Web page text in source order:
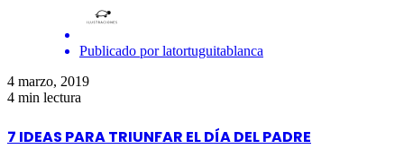
Publicado por latortuguitablanca
4 marzo, 2019
4 min lectura
7 IDEAS PARA TRIUNFAR EL DÍA DEL PADRE